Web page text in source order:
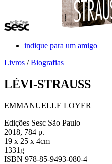
indique para um amigo
Livros /Biografias
LÉVI-STRAUSS
EMMANUELLE LOYER
Edições Sesc São Paulo
2018, 784 p.
19 x 25 x 4cm
1331g
ISBN 978-85-9493-080-4